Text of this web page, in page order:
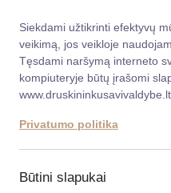
Siekdami užtikrinti efektyvų
veikimą, jos veikloje
Tęsdami naršymą interneto
kompiuteryje būtų įrašomi
www.druskininkusavivaldybe.lt
Privatumo politika
Būtini slapukai